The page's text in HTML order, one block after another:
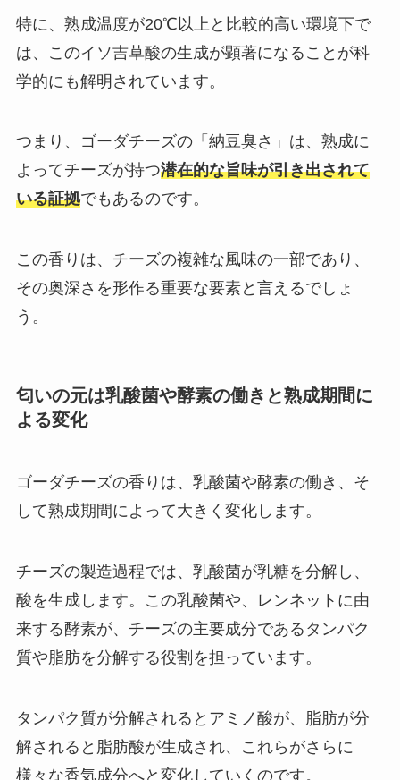
特に、熟成温度が20℃以上と比較的高い環境下で
は、このイソ吉草酸の生成が顕著になることが科
学的にも解明されています。
つまり、ゴーダチーズの「納豆臭さ」は、熟成に
よってチーズが持つ潜在的な旨味が引き出されて
いる証拠でもあるのです。
この香りは、チーズの複雑な風味の一部であり、
その奥深さを形作る重要な要素と言えるでしょ
う。
匂いの元は乳酸菌や酵素の働きと熟成期間に
よる変化
ゴーダチーズの香りは、乳酸菌や酵素の働き、そ
して熟成期間によって大きく変化します。
チーズの製造過程では、乳酸菌が乳糖を分解し、
酸を生成します。この乳酸菌や、レンネットに由
来する酵素が、チーズの主要成分であるタンパク
質や脂肪を分解する役割を担っています。
タンパク質が分解されるとアミノ酸が、脂肪が分
解されると脂肪酸が生成され、これらがさらに
様々な香気成分へと変化していくのです。